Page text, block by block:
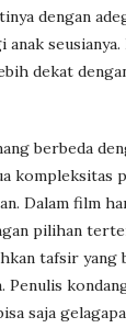
dengan
anak
dekat
berbeda
kompleksitas
Dalam film
pilihan
tafsir yang
Penulis
saja